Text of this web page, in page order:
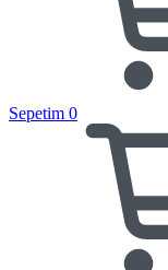
Sepetim 0